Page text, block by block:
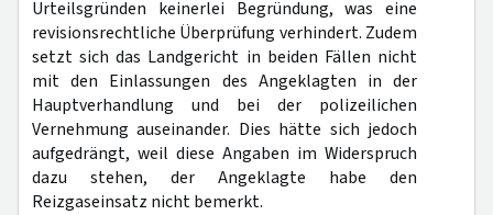
Urteilsgründen keinerlei Begründung, was eine
revisionsrechtliche Überprüfung verhindert. Zudem
setzt sich das Landgericht in beiden Fällen nicht
mit den Einlassungen des Angeklagten in der
Hauptverhandlung und bei der polizeilichen
Vernehmung auseinander. Dies hätte sich jedoch
aufgedrängt, weil diese Angaben im Widerspruch
dazu stehen, der Angeklagte habe den
Reizgaseinsatz nicht bemerkt.